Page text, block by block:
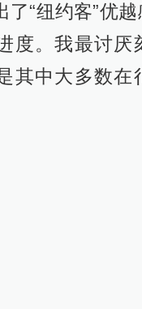
了“纽约客”优
度。我最讨厌
其中大多数在